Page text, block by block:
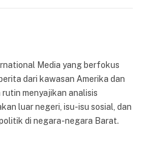
Media yang berfokus
dari kawasan Amerika dan
rutin menyajikan analisis
luar negeri, isu-isu sosial, dan
di negara-negara Barat.